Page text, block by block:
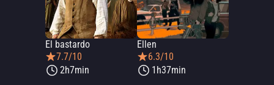
El bastardo
7.7/10
2h7min
Ellen
6.3/10
1h37min